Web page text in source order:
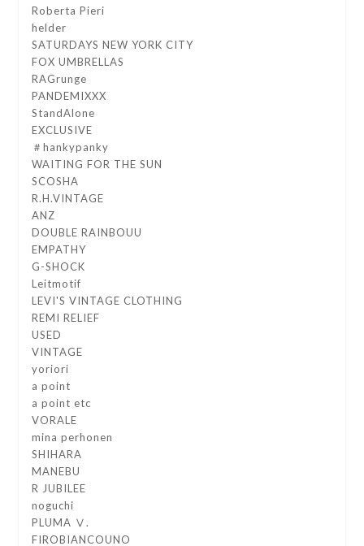
Roberta Pieri
helder
SATURDAYS NEW YORK CITY
FOX UMBRELLAS
RAGrunge
PANDEMIXXX
StandAlone
EXCLUSIVE
＃hankypanky
WAITING FOR THE SUN
SCOSHA
R.H.VINTAGE
ANZ
DOUBLE RAINBOUU
EMPATHY
G-SHOCK
Leitmotif
LEVI'S VINTAGE CLOTHING
REMI RELIEF
USED
VINTAGE
yoriori
a point
a point etc
VORALE
mina perhonen
SHIHARA
MANEBU
R JUBILEE
noguchi
PLUMA Ⅴ.
FIROBIANCOUNO